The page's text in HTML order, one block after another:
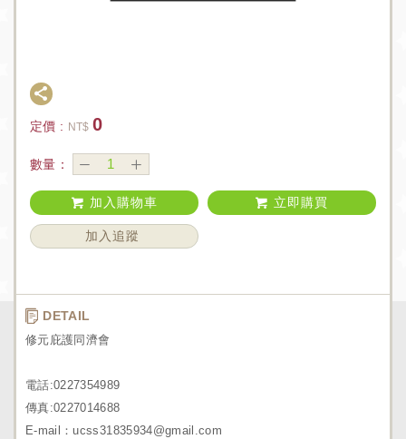
定價 : NT$ 0
數量：
加入購物車 立即購買
加入追蹤
DETAIL
修元庇護同濟會
電話:0227354989
傳真:0227014688
E-mail：ucss31835934@gmail.com